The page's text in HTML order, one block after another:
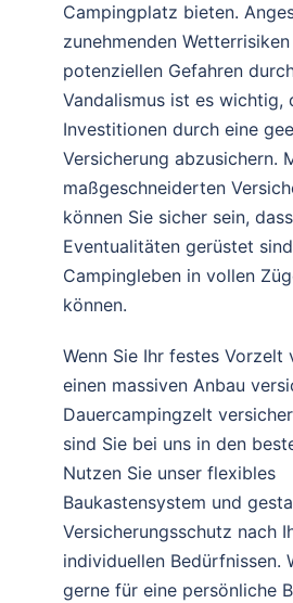
Campingplatz bieten.
zunehmenden
potenziellen Gefahren
Vandalismus ist es wichtig,
Investitionen durch eine
Versicherung abzusichern.
maßgeschneiderten
können Sie sicher sein,
Eventualitäten gerüstet
Campingleben in vollen
können.
Wenn Sie Ihr festes Vorzelt
einen massiven Anbau
Dauercampingzelt
sind Sie bei uns in den
Nutzen Sie unser flexibles
Baukastensystem und
Versicherungsschutz nach
individuellen Bedürfnissen.
gerne für eine persönliche